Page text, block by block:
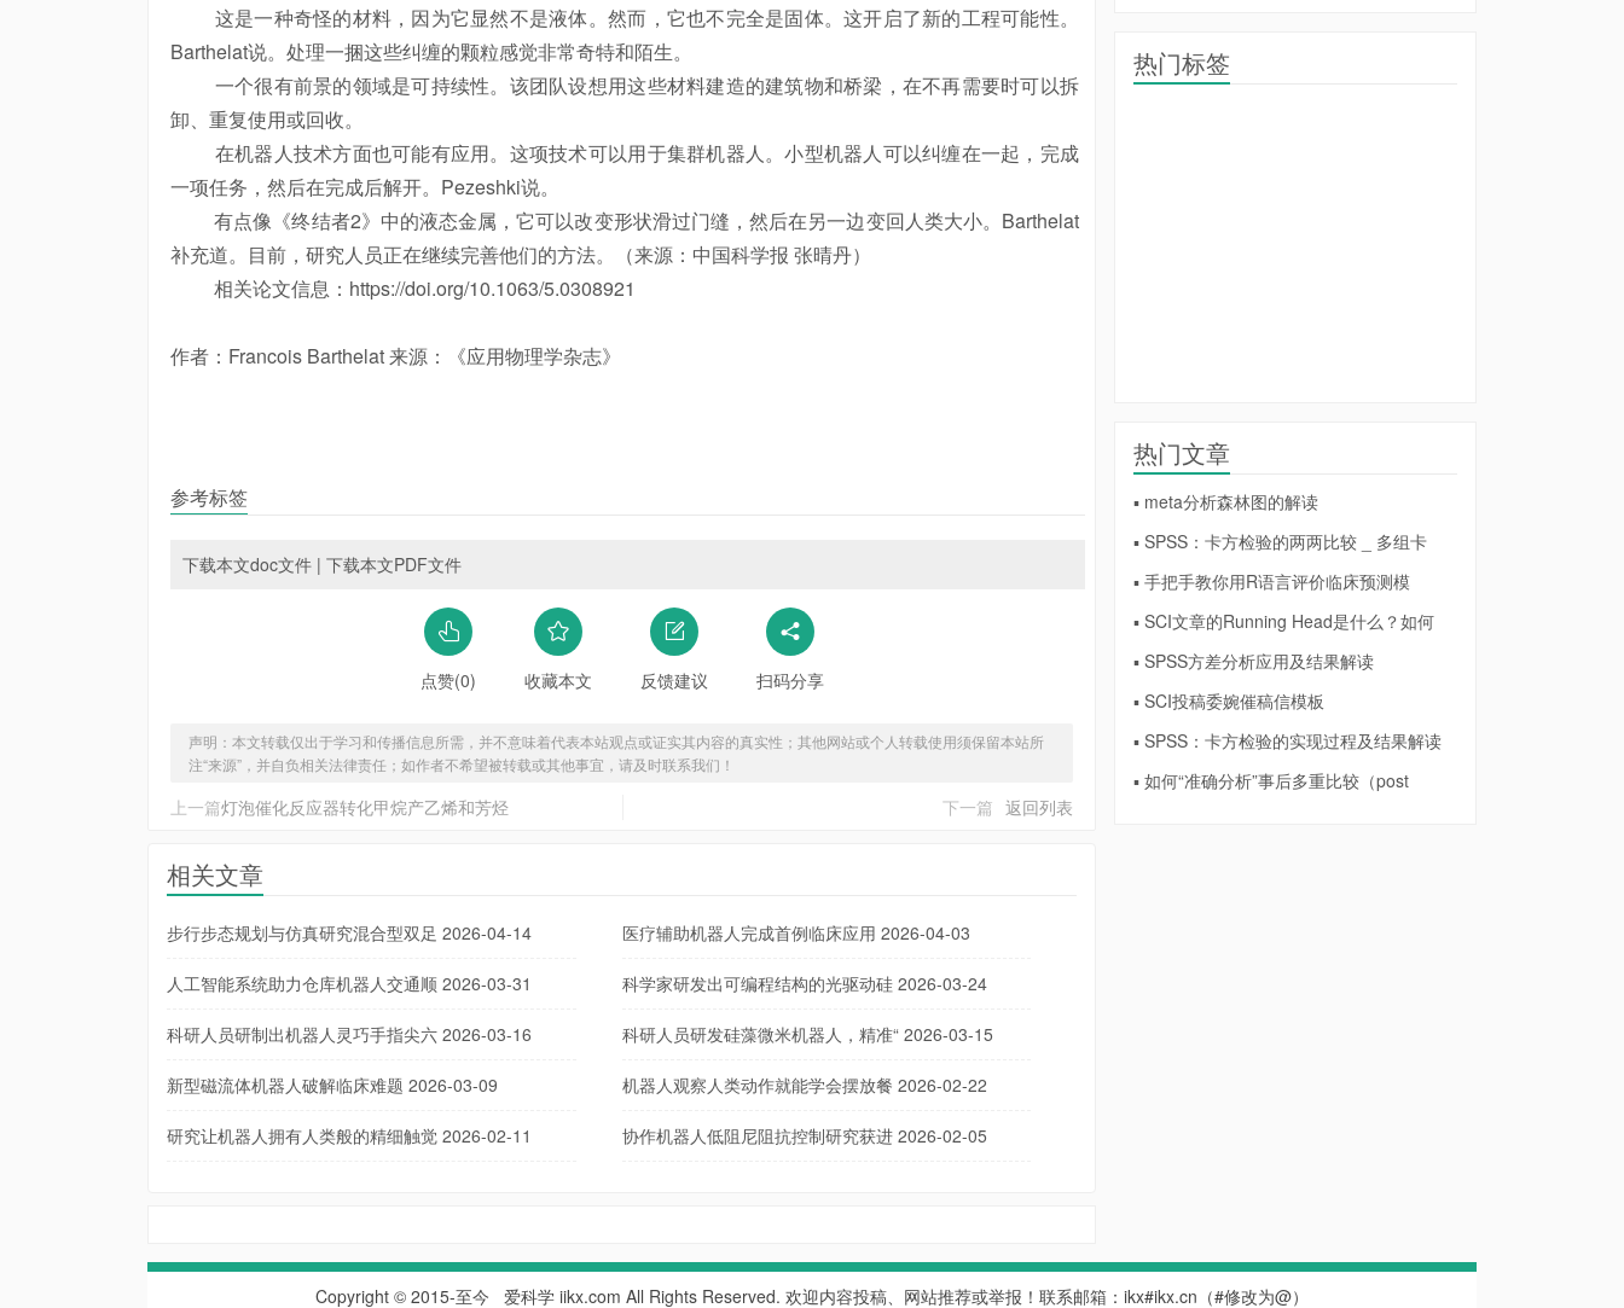
这是一种奇怪的材料，因为它显然不是液体。然而，它也不完全是固体。这开启了新的工程可能性。
Barthelat说。处理一捆这些纠缠的颗粒感觉非常奇特和陌生。
一个很有前景的领域是可持续性。该团队设想用这些材料建造的建筑物和桥梁，在不再需要时可以拆
卸、重复使用或回收。
在机器人技术方面也可能有应用。这项技术可以用于集群机器人。小型机器人可以纠缠在一起，完成
一项任务，然后在完成后解开。Pezeshki说。
有点像《终结者2》中的液态金属，它可以改变形状滑过门缝，然后在另一边变回人类大小。Barthelat
补充道。目前，研究人员正在继续完善他们的方法。（来源：中国科学报 张晴丹）
相关论文信息：https://doi.org/10.1063/5.0308921
作者：Francois Barthelat 来源：《应用物理学杂志》
参考标签
下载本文doc文件 | 下载本文PDF文件
点赞(0) 收藏本文 反馈建议 扫码分享
声明：本文转载仅出于学习和传播信息所需，并不意味着代表本站观点或证实其内容的真实性；其他网站或个人转载使用须保留本站所
注“来源”，并自负相关法律责任；如作者不希望被转载或其他事宜，请及时联系我们！
上一篇灯泡催化反应器转化甲烷产乙烯和芳烃 下一篇 返回列表
相关文章
步行步态规划与仿真研究混合型双足 2026-04-14 医疗辅助机器人完成首例临床应用 2026-04-03
人工智能系统助力仓库机器人交通顺 2026-03-31 科学家研发出可编程结构的光驱动硅2026-03-24
科研人员研制出机器人灵巧手指尖六 2026-03-16 科研人员研发硅藻微米机器人，精准“2026-03-15
新型磁流体机器人破解临床难题 2026-03-09 机器人观察人类动作就能学会摆放餐 2026-02-22
研究让机器人拥有人类般的精细触觉 2026-02-11 协作机器人低阻尼阻抗控制研究获进2026-02-05
热门标签
热门文章
▪ meta分析森林图的解读
▪ SPSS：卡方检验的两两比较 _ 多组卡
▪ 手把手教你用R语言评价临床预测模
▪ SCI文章的Running Head是什么？如何
▪ SPSS方差分析应用及结果解读
▪ SCI投稿委婉催稿信模板
▪ SPSS：卡方检验的实现过程及结果解读
▪ 如何“准确分析”事后多重比较（post
Copyright © 2015-至今 爱科学 iikx.com All Rights Reserved. 欢迎内容投稿、网站推荐或举报！联系邮箱：ikx#ikx.cn（#修改为@）